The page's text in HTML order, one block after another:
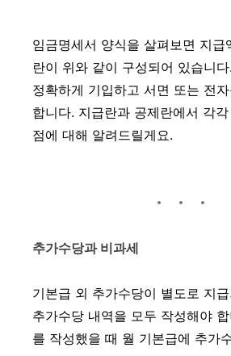
임금명세서 양식을 살펴보면 지급
란이 위와 같이 구성되어 있습니
정확하게 기입하고 서면 또는 전
합니다. 지급란과 공제란에서 각
점에 대해 알려드릴게요.
추가수당과 비과세
기본급 외 추가수당이 별도로 지
추가수당 내역을 모두 작성해야
를 작성했을 때 월 기본급에 추가